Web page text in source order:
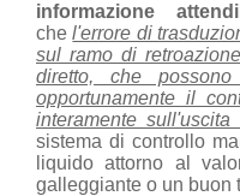
informazione
chel'errore di
sul ramo di
diretto, che
opportunamente il
interamente sull'uscita
sistema di controllo
liquido attorno al
galleggiante o un buon